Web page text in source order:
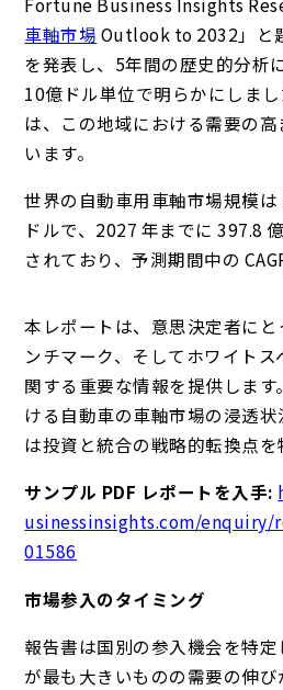
車軸市場 Outlook to 2032」と
を発表し、5年間の歴史的分析
10億ドル単位で明らかにしま
は、この地域における需要の
います。
世界の自動車用車軸市場規模
ドルで、2027 年までに 397.8
されており、予測期間中の
本レポートは、意思決定者に
ンチマーク、そしてホワイト
関する重要な情報を提供しま
ける自動車の車軸市場の浸透
は投資と統合の戦略的転換点を
サンプル PDF レポートを入手:
usinessinsights.com/
01586
市場参入のタイミング
報告書は国別の参入機会を特
が最も大きいものの需要の伸